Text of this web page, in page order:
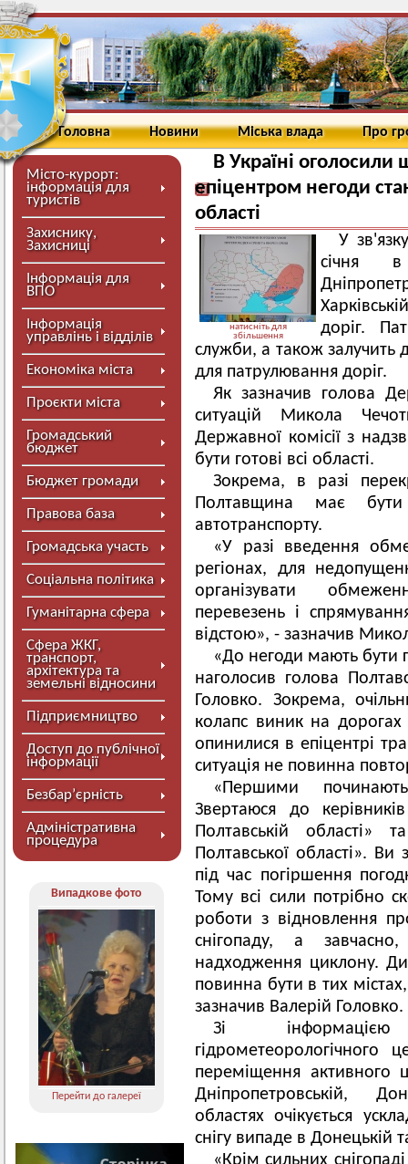
Головна Новини Міська влада Про
Місто-курорт:
інформація для
туристів
Захиснику,
Захисниці
Інформація для
ВПО
Інформація
управлінь і відділів
Економіка міста
Проєкти міста
Громадський
бюджет
Бюджет громади
Правова база
Громадська участь
Соціальна політика
Гуманітарна сфера
Сфера ЖКГ,
транспорт,
архітектура та
земельні відносини
Підприємництво
Доступ до публічної
інформації
Безбар’єрність
Адміністративна
процедура
Випадкове фото
Перейти до галереї
В Україні
епіцентром негоди
області
натисніть для
збільшення
У
січня в
доріг.
служби, а також залучить
для патрулювання доріг.
Як зазначив голова
ситуацій Микола
Державної комісії з
бути готові всі області.
Зокрема, в разі
Полтавщина має
автотранспорту.
«У разі введення
регіонах, для
організувати
перевезень і
відстою», - зазначив
«До негоди мають бути
наголосив голова
Головко. Зокрема,
колапс виник на
опинилися в епіцентрі
ситуація не повинна
«Першими
Звертаюся до
Полтавській області»
Полтавської області».
під час погіршення
Тому всі сили потрібно
роботи з відновлення
снігопаду, а
надходження циклону.
повинна бути в тих
зазначив Валерій
Зі інформацією
гідрометеорологічного
переміщення активного
Дніпропетровській,
областях очікується
снігу випаде в Донецькій
«Крім сильних